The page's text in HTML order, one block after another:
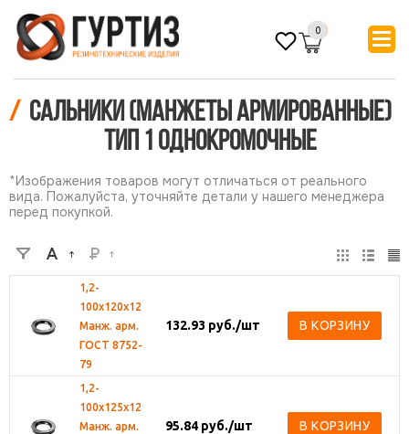
0
/ Сальники (Манжеты армированные)
ТИП 1 Однокромочные
*Изображения товаров могут отличаться от реального
вида. Пожалуйста, уточняйте детали у нашего менеджера
перед покупкой.
1,2-
100х120х12
Манж. арм.
ГОСТ 8752-
79
132.93 руб./шт В КОРЗИНУ
1,2-
100х125х12
Манж. арм.
95.84 руб./шт В КОРЗИНУ